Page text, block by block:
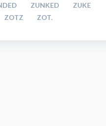
ZUNKED
ZUKE
ZOTZ ZOT.